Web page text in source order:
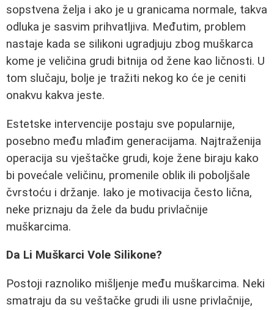
sopstvena želja i ako je u granicama normale, takva
odluka je sasvim prihvatljiva. Međutim, problem
nastaje kada se silikoni ugradjuju zbog muškarca
kome je veličina grudi bitnija od žene kao ličnosti. U
tom slučaju, bolje je tražiti nekog ko će je ceniti
onakvu kakva jeste.
Estetske intervencije postaju sve popularnije,
posebno među mlađim generacijama. Najtraženija
operacija su vještačke grudi, koje žene biraju kako
bi povećale veličinu, promenile oblik ili poboljšale
čvrstoću i držanje. Iako je motivacija često lična,
neke priznaju da žele da budu privlačnije
muškarcima.
Da Li Muškarci Vole Silikone?
Postoji raznoliko mišljenje među muškarcima. Neki
smatraju da su veštačke grudi ili usne privlačnije,